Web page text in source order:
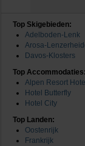
Top Skigebieden:
Adelboden-Lenk
Arosa-
Davos-Klosters
Top Accommodaties:
Alpen Resort Hotel
Hotel Butterfly
Hotel City
Top Landen:
Oostenrijk
Frankrijk